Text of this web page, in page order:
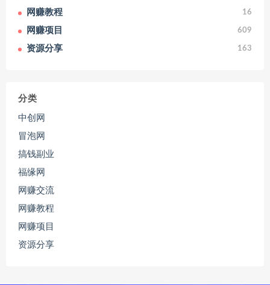
网赚教程 16
网赚项目 609
资源分享 163
分类
中创网
冒泡网
搞钱副业
福缘网
网赚交流
网赚教程
网赚项目
资源分享